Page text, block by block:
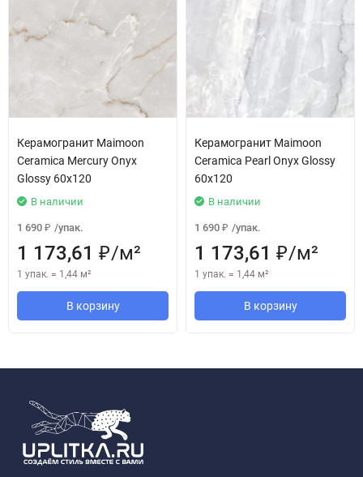
Керамогранит Maimoon
Ceramica Mercury Onyx
Glossy 60х120
В наличии
1 690 ₽ /упак.
1 173,61 ₽/м²
1 упак. = 1,44 м²
В корзину
Керамогранит Maimoon
Ceramica Pearl Onyx Glossy
60x120
В наличии
1 690 ₽ /упак.
1 173,61 ₽/м²
1 упак. = 1,44 м²
В корзину